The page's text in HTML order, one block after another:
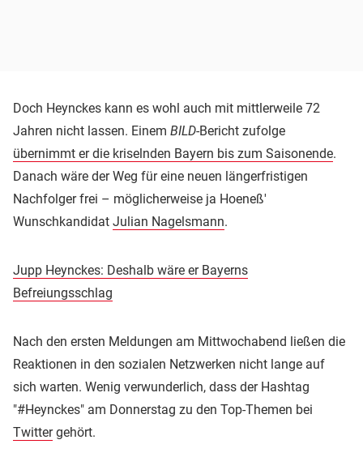
Doch Heynckes kann es wohl auch mit mittlerweile 72
Jahren nicht lassen. Einem BILD-Bericht zufolge
übernimmt er die kriselnden Bayern bis zum Saisonende.
Danach wäre der Weg für eine neuen längerfristigen
Nachfolger frei – möglicherweise ja Hoeneß'
Wunschkandidat Julian Nagelsmann.
Jupp Heynckes: Deshalb wäre er Bayerns
Befreiungsschlag
Nach den ersten Meldungen am Mittwochabend ließen die
Reaktionen in den sozialen Netzwerken nicht lange auf
sich warten. Wenig verwunderlich, dass der Hashtag
"#Heynckes" am Donnerstag zu den Top-Themen bei
Twittergehört.